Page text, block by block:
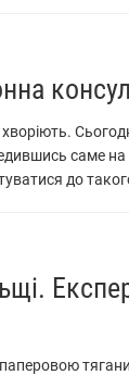
саме на
до